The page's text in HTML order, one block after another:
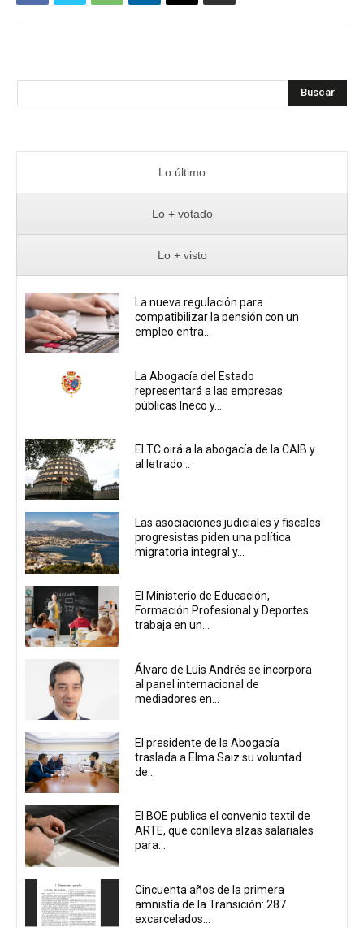
Buscar
Lo último
Lo + votado
Lo + visto
La nueva regulación para
compatibilizar la pensión con un
empleo entra...
La Abogacía del Estado
representará a las empresas
públicas Ineco y...
El TC oirá a la abogacía de la CAIB y
al letrado...
Las asociaciones judiciales y fiscales
progresistas piden una política
migratoria integral y...
El Ministerio de Educación,
Formación Profesional y Deportes
trabaja en un...
Álvaro de Luis Andrés se incorpora
al panel internacional de
mediadores en...
El presidente de la Abogacía
traslada a Elma Saiz su voluntad
de...
El BOE publica el convenio textil de
ARTE, que conlleva alzas salariales
para...
Cincuenta años de la primera
amnistía de la Transición: 287
excarcelados...